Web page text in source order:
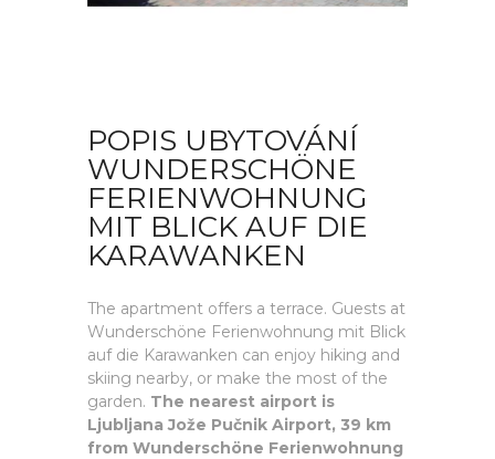
POPIS UBYTOVÁNÍ
WUNDERSCHÖNE
FERIENWOHNUNG
MIT BLICK AUF DIE
KARAWANKEN
The apartment offers a terrace. Guests at
Wunderschöne Ferienwohnung mit Blick
auf die Karawanken can enjoy hiking and
skiing nearby, or make the most of the
garden. The nearest airport is
Ljubljana Jože Pučnik Airport, 39 km
from Wunderschöne Ferienwohnung